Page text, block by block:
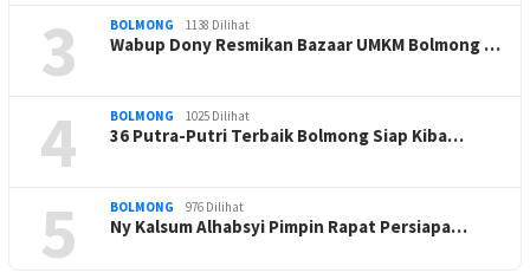
3 BOLMONG 1138 Dilihat
Wabup Dony Resmikan Bazaar UMKM Bolmong …
4 BOLMONG 1025 Dilihat
36 Putra-Putri Terbaik Bolmong Siap Kiba…
5 BOLMONG 976 Dilihat
Ny Kalsum Alhabsyi Pimpin Rapat Persiapa…